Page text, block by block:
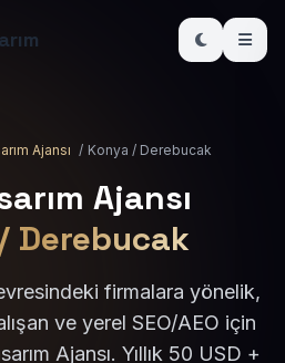
Ajansı / Konya / Derebucak
Ajansı
Derebucak
firmalara yönelik,
ve yerel SEO/AEO için
Ajansı. Yıllık 50 USD +